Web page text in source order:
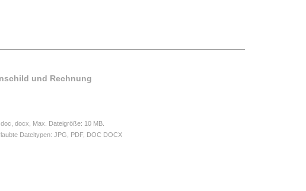
und Rechnung
docx, Max. Dateigröße: 10 MB.
Dateitypen: JPG, PDF, DOC DOCX